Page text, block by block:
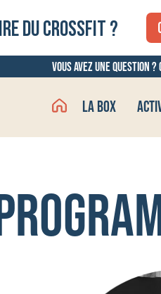
DU CROSSFIT ?
Vous avez une question
La box